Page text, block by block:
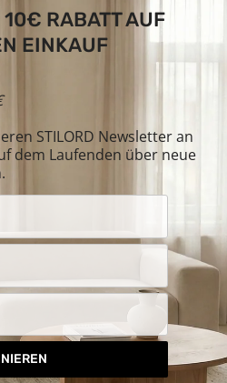
RABATT AUF
EINKAUF
STILORD Newsletter an
dem Laufenden über neue